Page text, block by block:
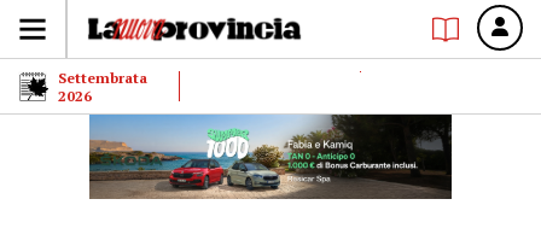
Settembrata
2026